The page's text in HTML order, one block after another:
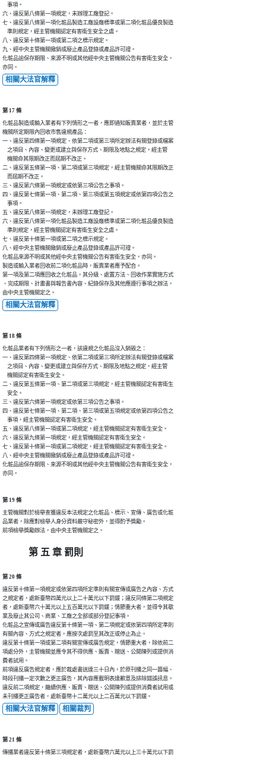
    事項。
六、違反第八條第一項規定，未辦理工廠登記。
七、違反第八條第一項化粧品製造工廠設廠標準或第二項化粧品優良製造
    準則規定，經主管機關認定有害衛生安全之虞。
八、違反第十條第一項或第二項之標示規定。
九、經中央主管機關撤銷或廢止產品登錄或產品許可證。
化粧品逾保存期限、來源不明或其他經中央主管機關公告有害衛生安全，
亦同。
相關大法官解釋
第 17 條
化粧品製造或輸入業者有下列情形之一者，應即通知販賣業者，並於主管
機關所定期限內回收市售違規產品：
一、違反第四條第一項規定、依第二項或第三項所定辦法有關登錄或檔案
    之項目、內容、變更或建立與保存方式、期限及地點之規定，經主管
    機關命其限期改正而屆期不改正。
二、違反第五條第一項、第二項或第三項規定，經主管機關命其限期改正
    而屆期不改正。
三、違反第六條第一項規定或依第三項公告之事項。
四、違反第七條第一項、第二項、第三項或第五項規定或依第四項公告之
    事項。
五、違反第八條第一項規定，未辦理工廠登記。
六、違反第八條第一項化粧品製造工廠設廠標準或第二項化粧品優良製造
    準則規定，經主管機關認定有害衛生安全之虞。
七、違反第十條第一項或第二項之標示規定。
八、經中央主管機關撤銷或廢止產品登錄或產品許可證。
化粧品來源不明或其他經中央主管機關公告有害衛生安全，亦同。
製造或輸入業者回收前二項化粧品時，販賣業者應予配合。
第一項及第二項應回收之化粧品，其分級、處置方法、回收作業實施方式
、完成期限、計畫書與報告書內容、紀錄保存及其他應遵行事項之辦法，
由中央主管機關定之。
相關大法官解釋
第 18 條
化粧品業者有下列情形之一者，該違規之化粧品沒入銷毀之：
一、違反第四條第一項規定、依第二項或第三項所定辦法有關登錄或檔案
    之項目、內容、變更或建立與保存方式、期限及地點之規定，經主管
    機關認定有害衛生安全。
二、違反第五條第一項、第二項或第三項規定，經主管機關認定有害衛生
    安全。
三、違反第六條第一項規定或依第三項公告之事項。
四、違反第七條第一項、第二項、第三項或第五項規定或依第四項公告之
    事項，經主管機關認定有害衛生安全。
五、違反第八條第一項或第二項規定，經主管機關認定有害衛生安全。
六、違反第九條第一項規定，經主管機關認定有害衛生安全。
七、違反第十條第一項或第二項規定，經主管機關認定有害衛生安全。
八、經中央主管機關撤銷或廢止產品登錄或產品許可證。
化粧品逾保存期限、來源不明或其他經中央主管機關公告有害衛生安全，
亦同。
第 19 條
主管機關對於檢舉查獲違反本法規定之化粧品、標示、宣傳、廣告或化粧
品業者，除應對檢舉人身分資料嚴守秘密外，並得酌予獎勵。
前項檢舉獎勵辦法，由中央主管機關定之。
第 五 章 罰則
第 20 條
違反第十條第一項規定或依第四項所定準則有關宣傳或廣告之內容、方式
之規定者，處新臺幣四萬元以上二十萬元以下罰鍰；違反同條第二項規定
者，處新臺幣六十萬元以上五百萬元以下罰鍰；情節重大者，並得令其歇
業及廢止其公司、商業、工廠之全部或部分登記事項。
化粧品之宣傳或廣告違反第十條第一項、第二項規定或依第四項所定準則
有關內容、方式之規定者，應按次處罰至其改正或停止為止。
違反第十條第一項或第二項有關宣傳或廣告規定，情節重大者，除依前二
項處分外，主管機關並應令其不得供應、販賣、贈送、公開陳列或提供消
費者試用。
前項違反廣告規定者，應於裁處書送達三十日內，於原刊播之同一篇幅、
時段刊播一定次數之更正廣告，其內容應載明表達歉意及排除錯誤訊息。
違反前二項規定，繼續供應、販賣、贈送、公開陳列或提供消費者試用或
未刊播更正廣告者，處新臺幣十二萬元以上二百萬元以下罰鍰。
相關大法官解釋 相關裁判
第 21 條
傳播業者違反第十條第三項規定者，處新臺幣六萬元以上三十萬元以下罰